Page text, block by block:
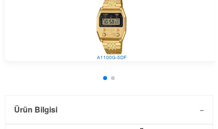
A1100G-5DF
Ürün Bilgisi